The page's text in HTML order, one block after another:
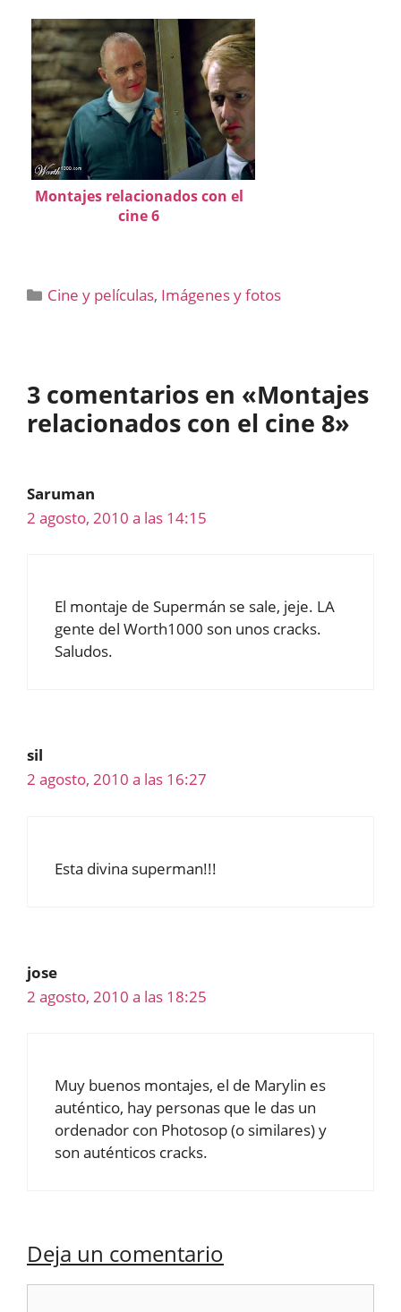
Montajes relacionados con el
cine 6
Categorías
Cine y películas, Imágenes y fotos
3 comentarios en «Montajes
relacionados con el cine 8»
Saruman
2 agosto, 2010 a las 14:15
El montaje de Supermán se sale, jeje. LA
gente del Worth1000 son unos cracks.
Saludos.
sil
2 agosto, 2010 a las 16:27
Esta divina superman!!!
jose
2 agosto, 2010 a las 18:25
Muy buenos montajes, el de Marylin es
auténtico, hay personas que le das un
ordenador con Photosop (o similares) y
son auténticos cracks.
Deja un comentario